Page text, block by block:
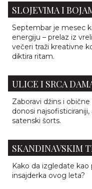
SLOJEVIMA I
Septembar je mesec
energiju – prelaz iz
večeri traži kreativne
diktira ritam.
ULICE I SRCA
Zaboravi džins i
donosi
satenski šorts.
SKANDINAVSKIM
Kako da izgledate kao
insajderka ovog leta?
20 STAJLINGA ZA